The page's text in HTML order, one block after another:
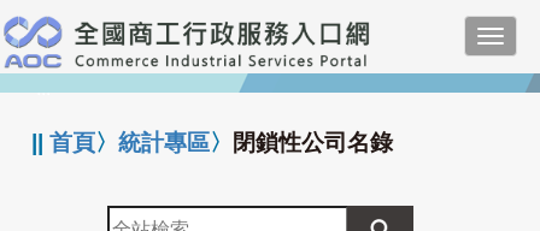
跳
到
主
要
:::
||首頁〉統計專區〉 閉鎖性公司名錄
全